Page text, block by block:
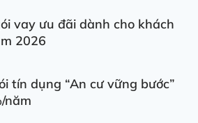
vay ưu đãi dành cho khách
2026
tín dụng “An cư vững bước”
năm